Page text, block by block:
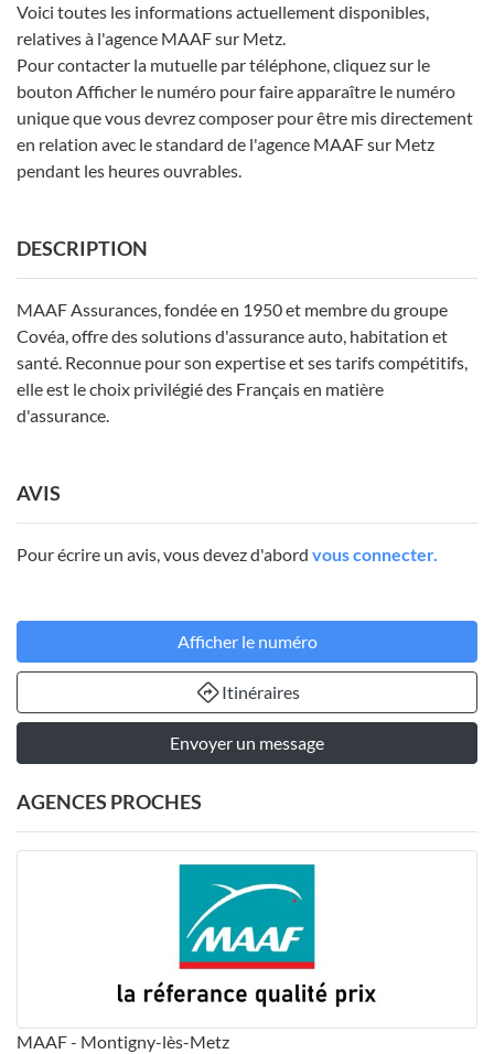
Voici toutes les informations actuellement disponibles,
relatives à l'agence MAAF sur Metz.
Pour contacter la mutuelle par téléphone, cliquez sur le
bouton Afficher le numéro pour faire apparaître le numéro
unique que vous devrez composer pour être mis directement
en relation avec le standard de l'agence MAAF sur Metz
pendant les heures ouvrables.
DESCRIPTION
MAAF Assurances, fondée en 1950 et membre du groupe
Covéa, offre des solutions d'assurance auto, habitation et
santé. Reconnue pour son expertise et ses tarifs compétitifs,
elle est le choix privilégié des Français en matière
d'assurance.
AVIS
Pour écrire un avis, vous devez d'abord vous connecter.
Afficher le numéro
Itinéraires
Envoyer un message
AGENCES PROCHES
MAAF - Montigny-lès-Metz